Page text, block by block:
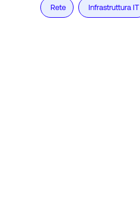
Rete Infrastruttura IT